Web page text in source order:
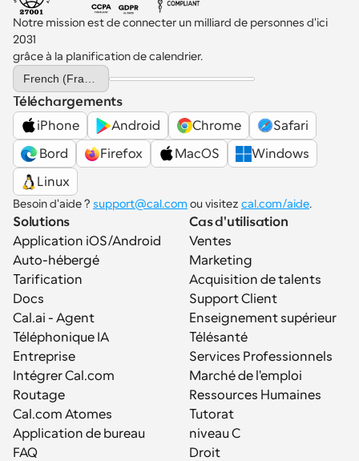
Notre mission est de connecter un milliard de personnes d'ici
2031
grâce à la planification de calendrier.
Select Language
Téléchargements
iPhone
Android Chrome
Safari
Bord
Firefox MacOS
Windows
Linux
Besoin d'aide ? support@cal.com ou visitez cal.com/aide.
Solutions
Application iOS/Android
Auto-hébergé
Tarification
Docs
Cal.ai - Agent
Téléphonique IA
Entreprise
Intégrer Cal.com
Routage
Cal.com Atomes
Application de bureau
FAQ
Cas d'utilisation
Ventes
Marketing
Acquisition de talents
Support Client
Enseignement supérieur
Télésanté
Services Professionnels
Marché de l'emploi
Ressources Humaines
Tutorat
niveau C
Droit